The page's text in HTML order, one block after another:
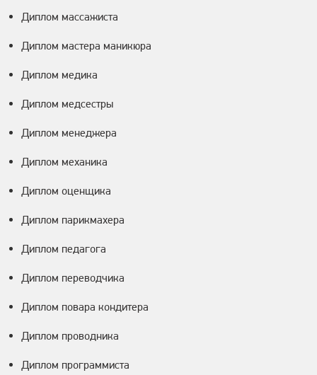
Диплом массажиста
Диплом мастера маникюра
Диплом медика
Диплом медсестры
Диплом менеджера
Диплом механика
Диплом оценщика
Диплом парикмахера
Диплом педагога
Диплом переводчика
Диплом повара кондитера
Диплом проводника
Диплом программиста